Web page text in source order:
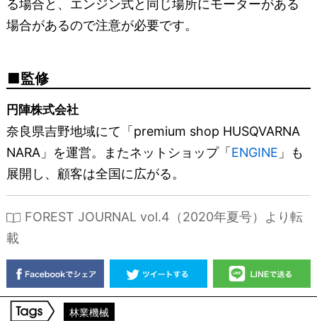
る場合と、エンジン式と同じ場所にモーターがある
場合があるので注意が必要です。
監修
円陣株式会社
奈良県吉野地域にて「premium shop HUSQVARNA
NARA」を運営。またネットショップ「ENGINE 」も
展開し、顧客は全国に広がる。
FOREST JOURNAL vol.4（2020年夏号）より転
載
林業機械